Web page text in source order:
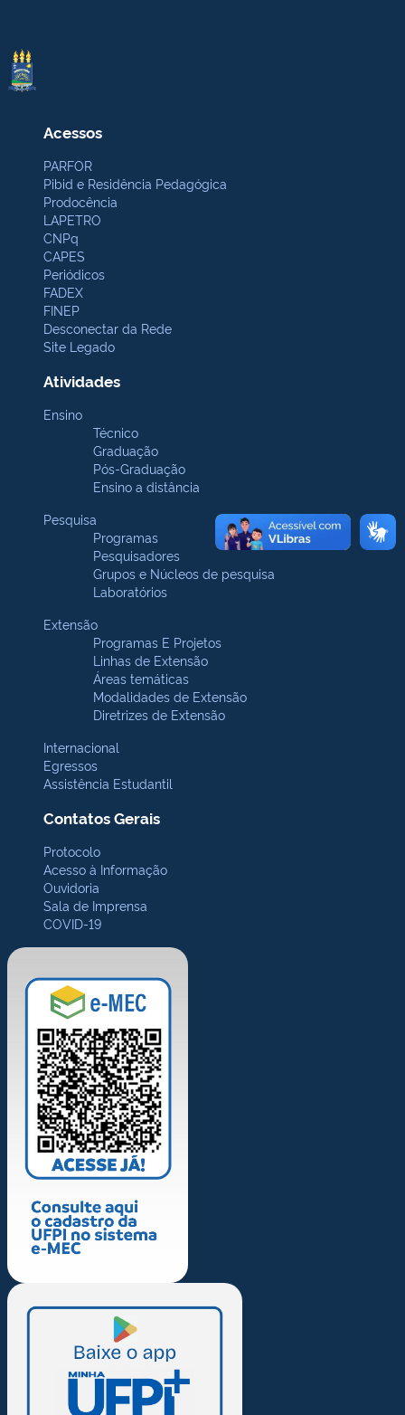
Acessos
PARFOR
Pibid e Residência Pedagógica
Prodocência
LAPETRO
CNPq
CAPES
Periódicos
FADEX
FINEP
Desconectar da Rede
Site Legado
Atividades
Ensino
Técnico
Graduação
Pós-Graduação
Ensino a distância
Pesquisa
Programas
Pesquisadores
Grupos e Núcleos de pesquisa
Laboratórios
Extensão
Programas E Projetos
Linhas de Extensão
Áreas temáticas
Modalidades de Extensão
Diretrizes de Extensão
Internacional
Egressos
Assistência Estudantil
Contatos Gerais
Protocolo
Acesso à Informação
Ouvidoria
Sala de Imprensa
COVID-19